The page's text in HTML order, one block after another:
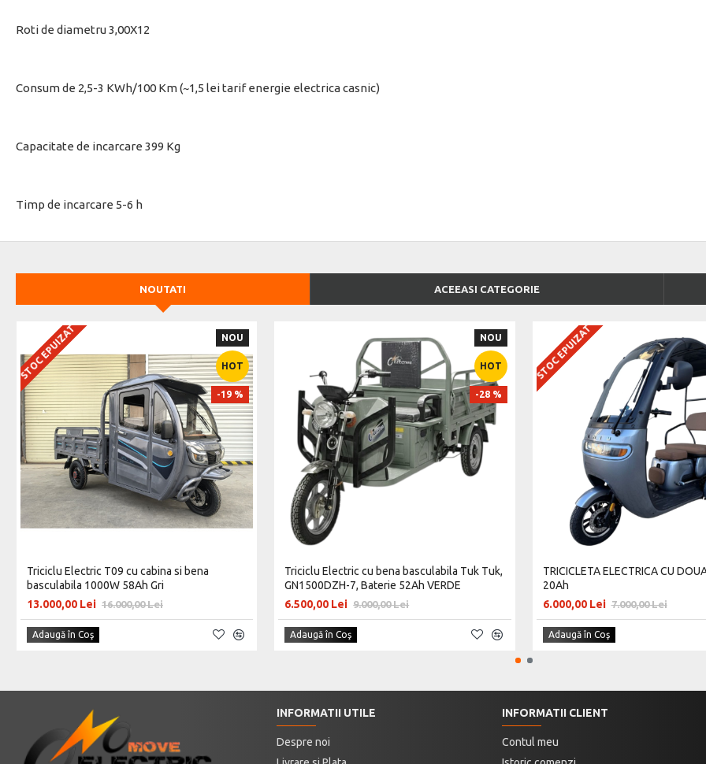
Roti de diametru 3,00X12
Consum de 2,5-3 KWh/100 Km (~1,5 lei tarif energie electrica casnic)
Capacitate de incarcare 399 Kg
Timp de incarcare 5-6 h
NOUTATI ACEEASI CATEGORIE
NOU
HOT
-19 %
STOC EPUIZAT
Triciclu Electric T09 cu cabina si bena
basculabila 1000W 58Ah Gri
13.000,00 Lei 16.000,00 Lei
Adaugă în Coş
NOU
HOT
-28 %
Triciclu Electric cu bena basculabila Tuk Tuk,
GN1500DZH-7, Baterie 52Ah VERDE
6.500,00 Lei 9.000,00 Lei
Adaugă în Coş
STOC EPUIZAT
TRICICLETA ELECTRICA CU
20Ah
6.000,00 Lei 7.000,00 Lei
Adaugă în Coş
INFORMATII UTILE
Despre noi
INFORMATII CLIENT
Contul meu